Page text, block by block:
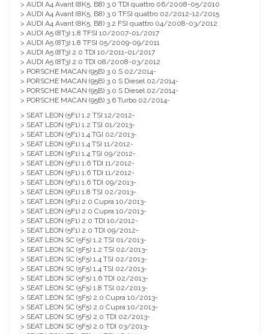
> AUDI A4 Avant (8K5, B8) 3.0 TDI quattro 06/2008-05/2010
> AUDI A4 Avant (8K5, B8) 3.0 TFSI quattro 02/2012-12/2015
> AUDI A4 Avant (8K5, B8) 3.2 FSI quattro 04/2008-03/2012
> AUDI A5 (8T3) 1.8 TFSI 10/2007-01/2017
> AUDI A5 (8T3) 1.8 TFSI 05/2009-09/2011
> AUDI A5 (8T3) 2.0 TDI 10/2011-01/2017
> AUDI A5 (8T3) 2.0 TDI 08/2008-03/2012
> PORSCHE MACAN (95B) 3.0 S 02/2014-
> PORSCHE MACAN (95B) 3.0 S Diesel 02/2014-
> PORSCHE MACAN (95B) 3.0 S Diesel 02/2014-
> PORSCHE MACAN (95B) 3.6 Turbo 02/2014-
> SEAT LEON (5F1) 1.2 TSI 12/2012-
> SEAT LEON (5F1) 1.2 TSI 01/2013-
> SEAT LEON (5F1) 1.4 TGI 02/2013-
> SEAT LEON (5F1) 1.4 TSI 11/2012-
> SEAT LEON (5F1) 1.4 TSI 09/2012-
> SEAT LEON (5F1) 1.6 TDI 11/2012-
> SEAT LEON (5F1) 1.6 TDI 11/2012-
> SEAT LEON (5F1) 1.6 TDI 09/2013-
> SEAT LEON (5F1) 1.8 TSI 02/2013-
> SEAT LEON (5F1) 2.0 Cupra 10/2013-
> SEAT LEON (5F1) 2.0 Cupra 10/2013-
> SEAT LEON (5F1) 2.0 TDI 10/2012-
> SEAT LEON (5F1) 2.0 TDI 09/2012-
> SEAT LEON SC (5F5) 1.2 TSI 01/2013-
> SEAT LEON SC (5F5) 1.2 TSI 02/2013-
> SEAT LEON SC (5F5) 1.4 TSI 02/2013-
> SEAT LEON SC (5F5) 1.4 TSI 02/2013-
> SEAT LEON SC (5F5) 1.6 TDI 02/2013-
> SEAT LEON SC (5F5) 1.8 TSI 02/2013-
> SEAT LEON SC (5F5) 2.0 Cupra 10/2013-
> SEAT LEON SC (5F5) 2.0 Cupra 10/2013-
> SEAT LEON SC (5F5) 2.0 TDI 02/2013-
> SEAT LEON SC (5F5) 2.0 TDI 03/2013-